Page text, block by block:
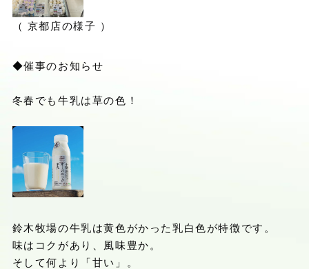
（ 京都店の様子 ）
◆催事のお知らせ
冬春でも牛乳は草の色！
鈴木牧場の牛乳は黄色がかった乳白色が特徴です。
味はコクがあり、風味豊か。
そして何より「甘い」。